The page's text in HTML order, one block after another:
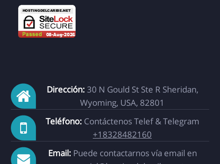
Dirección: 30 N Gould St Ste R Sheridan,
Wyoming, USA, 82801
Teléfono: Contáctenos Telef & Telegram
+18328482160
Email: Puede contactarnos vía email en